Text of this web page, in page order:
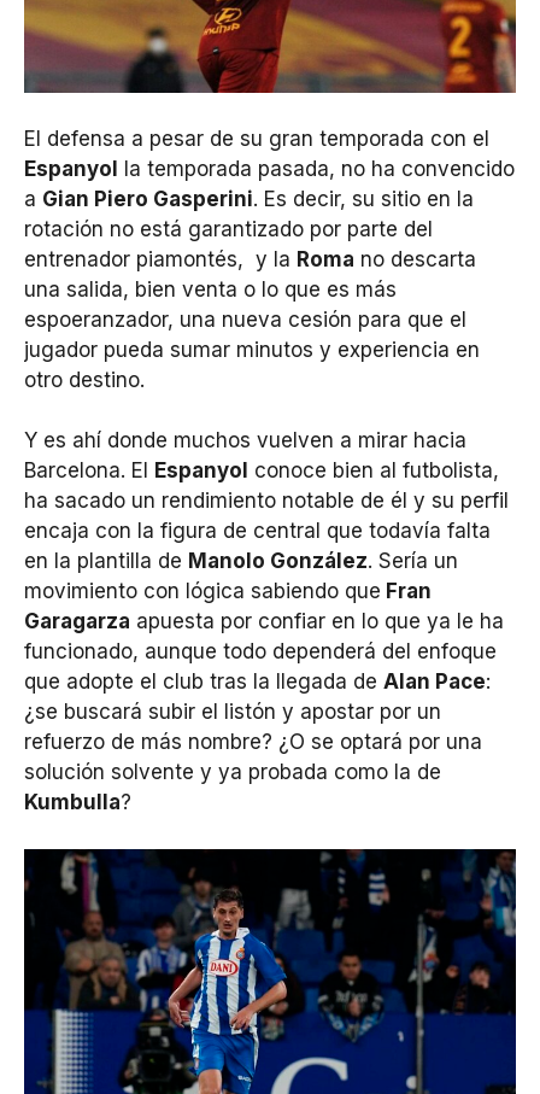
El defensa a pesar de su gran temporada con el
Espanyol la temporada pasada, no ha convencido
a Gian Piero Gasperini. Es decir, su sitio en la
rotación no está garantizado por parte del
entrenador piamontés, y la Roma no descarta
una salida, bien venta o lo que es más
espoeranzador, una nueva cesión para que el
jugador pueda sumar minutos y experiencia en
otro destino.
Y es ahí donde muchos vuelven a mirar hacia
Barcelona. El
Espanyol conoce bien al futbolista,
ha sacado un rendimiento notable de él y su perfil
encaja con la figura de central que todavía falta
en la plantilla de Manolo González. Sería un
movimiento con lógica sabiendo que Fran
Garagarza apuesta por confiar en lo que ya le ha
funcionado, aunque todo dependerá del enfoque
que adopte el club tras la llegada de Alan Pace:
¿se buscará subir el listón y apostar por un
refuerzo de más nombre? ¿O se optará por una
solución solvente y ya probada como la de
Kumbulla?